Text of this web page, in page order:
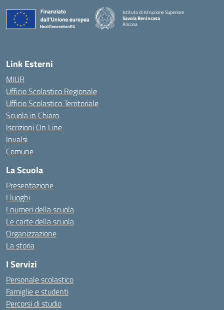
Istituto di Istruzione Superiore
Savoia Benincasa
Ancona
Link Esterni
MIUR
Ufficio Scolastico Regionale
Ufficio Scolastico Territoriale
Scuola in Chiaro
Iscrizioni On Line
Invalsi
Comune
La Scuola
Presentazione
I luoghi
I numeri della scuola
Le carte della scuola
Organizzazione
La storia
I Servizi
Personale scolastico
Famiglie e studenti
Percorsi di studio